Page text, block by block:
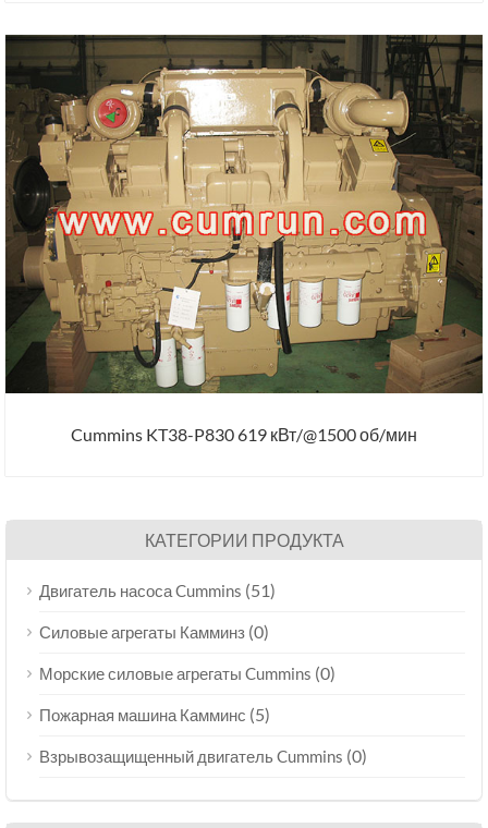
Cummins KT38-P830 619 кВт/@1500 об/мин
КАТЕГОРИИ ПРОДУКТА
Двигатель насоса Cummins (51)
Силовые агрегаты Камминз (0)
Морские силовые агрегаты Cummins (0)
Пожарная машина Камминс (5)
Взрывозащищенный двигатель Cummins (0)